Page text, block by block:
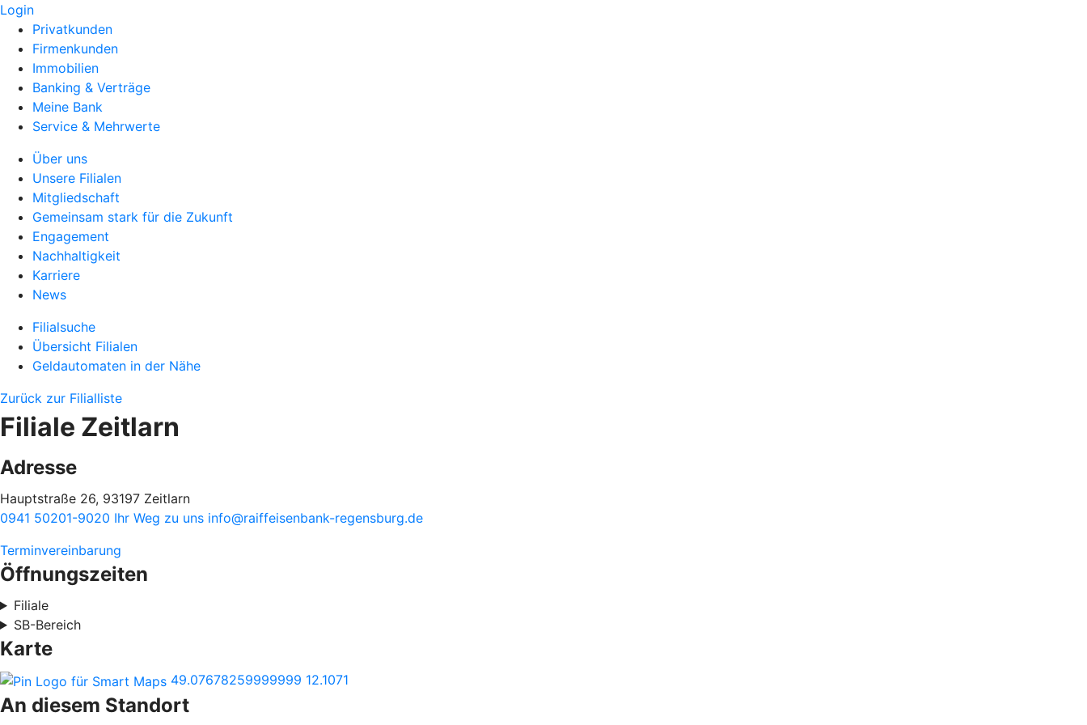
Login
Privatkunden
Firmenkunden
Immobilien
Banking & Verträge
Meine Bank
Service & Mehrwerte
Über uns
Unsere Filialen
Mitgliedschaft
Gemeinsam stark für die Zukunft
Engagement
Nachhaltigkeit
Karriere
News
Filialsuche
Übersicht Filialen
Geldautomaten in der Nähe
Zurück zur Filialliste
Filiale Zeitlarn
Adresse
Hauptstraße 26, 93197 Zeitlarn
0941 50201-9020 Ihr Weg zu uns info@raiffeisenbank-regensburg.de
Terminvereinbarung
Öffnungszeiten
Filiale
SB-Bereich
Karte
49.07678259999999 12.1071
An diesem Standort